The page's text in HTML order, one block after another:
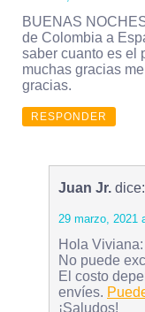
BUENAS
de Colombia a
saber cuanto es el
muchas gracias
gracias.
RESPONDER
Juan Jr. dice:
29 marzo, 2021
Hola Viviana:
No puede
El costo
envíes.
¡Saludos!